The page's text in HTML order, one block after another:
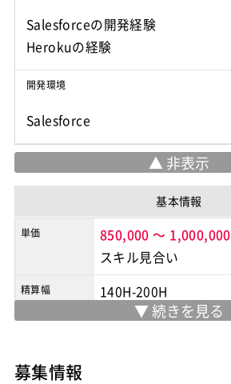
Salesforceの開発経験
Herokuの経験
開発環境
基本情報
単価 850,000 ～ 1,000,000
スキル見合い
精算幅 140H-200H
勤務地 恵比寿/渋谷区
契約形態
募集情報